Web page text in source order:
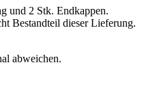
und 2 Stk. Endkappen.
Bestandteil dieser Lieferung.
abweichen.